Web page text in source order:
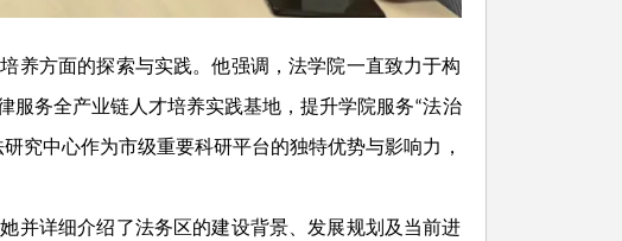
养方面的探索与实践。他强调，法学院一直致力于构
服务全产业链人才培养实践基地，提升学院服务“法治
究中心作为市级重要科研平台的独特优势与影响力，
并详细介绍了法务区的建设背景、发展规划及当前进